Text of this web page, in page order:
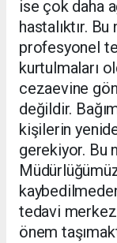
ise çok daha
hastalıktır.
profesyonel
kurtulmaları
cezaevine
değildir.
kişilerin
gerekiyor. Bu
tedavi
önem